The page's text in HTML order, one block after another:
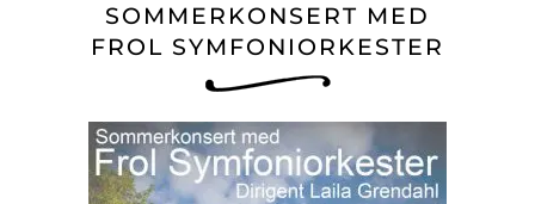
SOMMERKONSERT MED
FROL SYMFONIORKESTER